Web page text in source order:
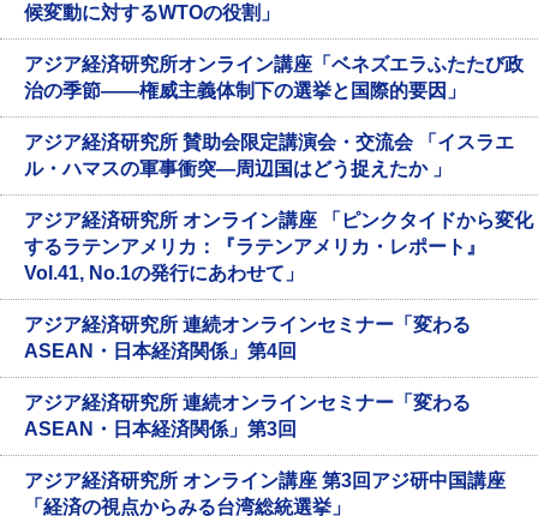
候変動に対するWTOの役割」
アジア経済研究所オンライン講座「ベネズエラふたたび政
治の季節――権威主義体制下の選挙と国際的要因」
アジア経済研究所 賛助会限定講演会・交流会 「イスラエ
ル・ハマスの軍事衝突—周辺国はどう捉えたか 」
アジア経済研究所 オンライン講座 「ピンクタイドから変化
するラテンアメリカ：『ラテンアメリカ・レポート』
Vol.41, No.1の発行にあわせて」
アジア経済研究所 連続オンラインセミナー「変わる
ASEAN・日本経済関係」第4回
アジア経済研究所 連続オンラインセミナー「変わる
ASEAN・日本経済関係」第3回
アジア経済研究所 オンライン講座 第3回アジ研中国講座
「経済の視点からみる台湾総統選挙」